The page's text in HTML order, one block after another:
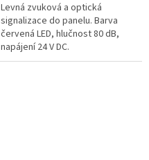
Levná zvuková a optická
signalizace do panelu. Barva
červená LED, hlučnost 80 dB,
napájení 24 V DC.